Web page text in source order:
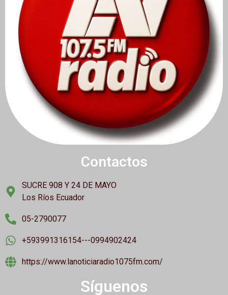
Contactos
SUCRE 908 Y 24 DE MAYO
Los Ríos Ecuador
05-2790077
+593991316154---0994902424
https://www.lanoticiaradio1075fm.com/
Síguenos